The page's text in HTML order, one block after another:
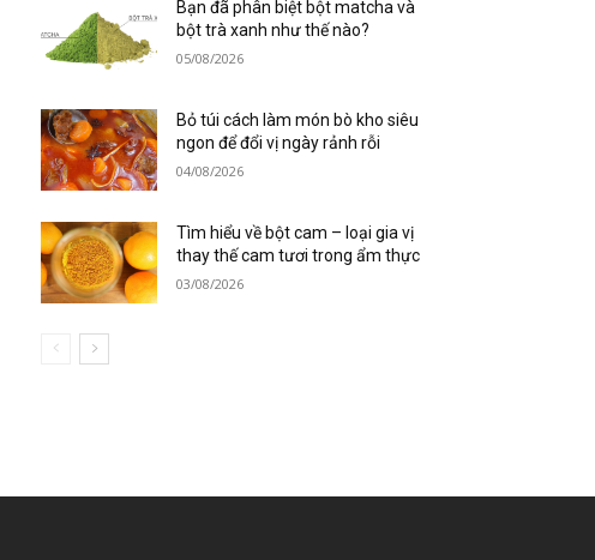
Bạn đã phân biệt bột matcha và
bột trà xanh như thế nào?
05/08/2026
Bỏ túi cách làm món bò kho siêu
ngon để đổi vị ngày rảnh rỗi
04/08/2026
Tìm hiểu về bột cam – loại gia vị
thay thế cam tươi trong ẩm thực
03/08/2026